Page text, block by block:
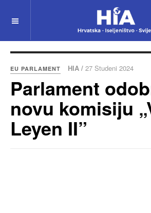
EU PARLAMENT HIA / 27 Studeni 2024
Parlament
novu komisiju
Leyen II”